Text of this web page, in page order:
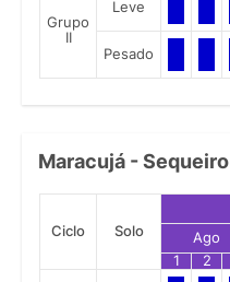
Grupo
II
Leve
Pesado
Maracujá - Sequeiro
Ciclo Solo Ago
1
2